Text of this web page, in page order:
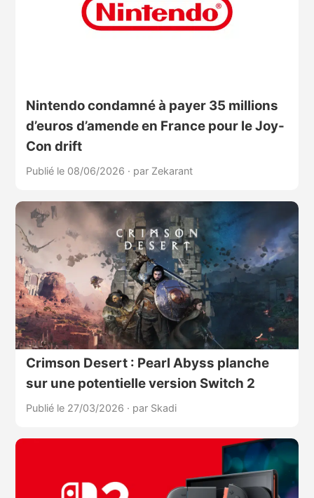
Nintendo condamné à payer 35 millions
d’euros d’amende en France pour le Joy-
Con drift
Publié le 08/06/2026 · par Zekarant
Crimson Desert : Pearl Abyss planche
sur une potentielle version Switch 2
Publié le 27/03/2026 · par Skadi